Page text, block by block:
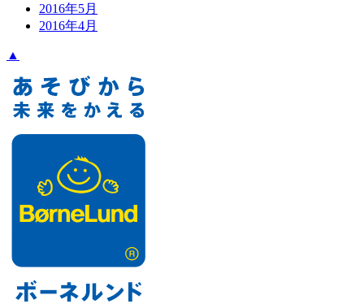
2016年5月
2016年4月
▲